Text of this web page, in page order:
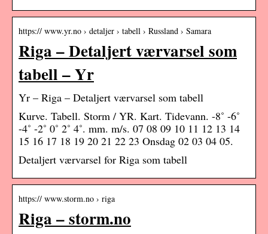
https:// www.yr.no › detaljer › tabell › Russland › Samara
Riga – Detaljert værvarsel som
tabell – Yr
Yr – Riga – Detaljert værvarsel som tabell
Kurve. Tabell. Storm / YR. Kart. Tidevann. -8˚ -6˚
-4˚ -2˚ 0˚ 2˚ 4˚. mm. m/s. 07 08 09 10 11 12 13 14
15 16 17 18 19 20 21 22 23 Onsdag 02 03 04 05.
Detaljert værvarsel for Riga som tabell
https:// www.storm.no › riga
Riga – storm.no